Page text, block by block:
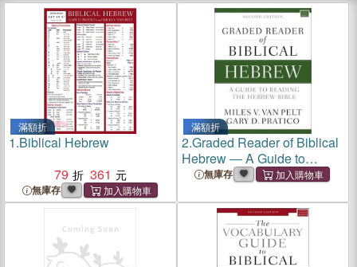
滿額折
1.Biblical Hebrew
79
361
無庫存
滿額折
2.Graded Reader of Biblical
Hebrew ― A Guide to
Reading the Hebrew Bible
無庫存